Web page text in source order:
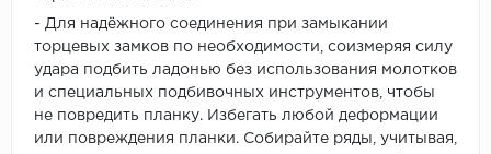
- Для надёжного соединения при замыкании
торцевых замков по необходимости, соизмеряя силу
удара подбить ладонью без использования молотков
и специальных подбивочных инструментов, чтобы
не повредить планку. Избегать любой деформации
или повреждения планки. Собирайте ряды, учитывая,